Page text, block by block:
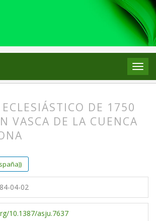
Artikuluak
DE 1750
VASCA DE LA CUENCA
04-02
10.1387/asju.7637